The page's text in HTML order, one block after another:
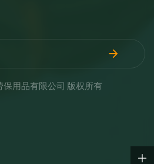
用品有限公司 版权所有